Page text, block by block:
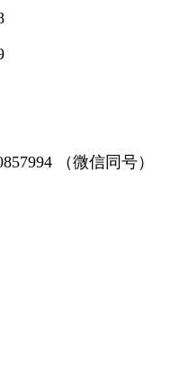
（微信同号）